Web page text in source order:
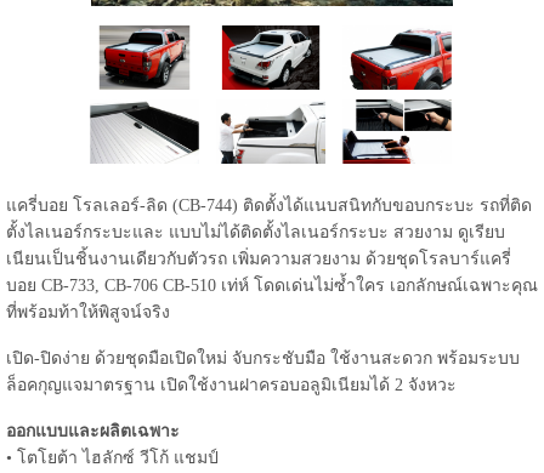
แครี่บอย โรลเลอร์-ลิด (CB-744) ติดตั้งได้แนบสนิทกับขอบกระบะ รถที่ติด
ตั้งไลเนอร์กระบะและ แบบไม่ได้ติดตั้งไลเนอร์กระบะ สวยงาม ดูเรียบ
เนียนเป็นชิ้นงานเดียวกับตัวรถ เพิ่มความสวยงาม ด้วยชุดโรลบาร์แครี่
บอย CB-733, CB-706 CB-510 เท่ห์ โดดเด่นไม่ซ้ำใคร เอกลักษณ์เฉพาะคุณ
ที่พร้อมท้าให้พิสูจน์จริง
เปิด-ปิดง่าย ด้วยชุดมือเปิดใหม่ จับกระชับมือ ใช้งานสะดวก พร้อมระบบ
ล็อคกุญแจมาตรฐาน เปิดใช้งานฝาครอบอลูมิเนียมได้ 2 จังหวะ
ออกแบบและผลิตเฉพาะ
• โตโยต้า ไฮลักซ์ วีโก้ แชมป์